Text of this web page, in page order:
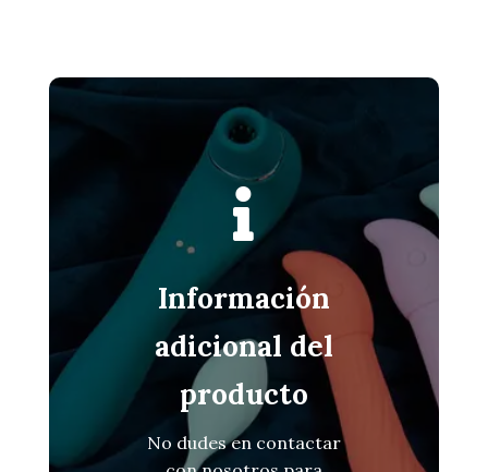

Información
adicional del
producto
No dudes en contactar